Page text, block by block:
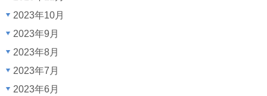
2023年10月
2023年9月
2023年8月
2023年7月
2023年6月